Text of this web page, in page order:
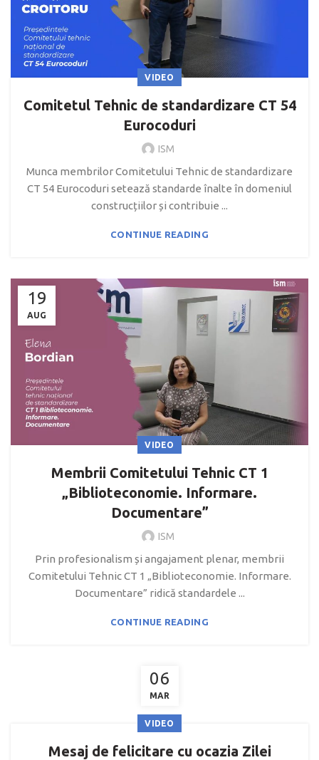
VIDEO
Comitetul Tehnic de standardizare CT 54
Eurocoduri
ISM
Munca membrilor Comitetului Tehnic de standardizare
CT 54 Eurocoduri setează standarde înalte în domeniul
construcțiilor și contribuie ...
CONTINUE READING
19
AUG
VIDEO
Membrii Comitetului Tehnic CT 1
„Biblioteconomie. Informare.
Documentare”
ISM
Prin profesionalism și angajament plenar, membrii
Comitetului Tehnic CT 1 „Biblioteconomie. Informare.
Documentare” ridică standardele ...
CONTINUE READING
06
MAR
VIDEO
Mesaj de felicitare cu ocazia Zilei